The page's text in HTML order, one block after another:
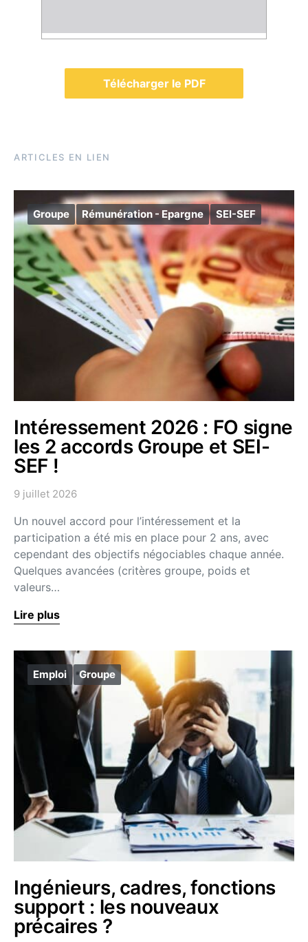
Télécharger le PDF
ARTICLES EN LIEN
Groupe Rémunération - Epargne SEI-SEF
Intéressement 2026 : FO signe
les 2 accords Groupe et SEI-
SEF !
9 juillet 2026
Un nouvel accord pour l’intéressement et la
participation a été mis en place pour 2 ans, avec
cependant des objectifs négociables chaque année.
Quelques avancées (critères groupe, poids et
valeurs…
Lire plus
Emploi Groupe
Ingénieurs, cadres, fonctions
support : les nouveaux
précaires ?